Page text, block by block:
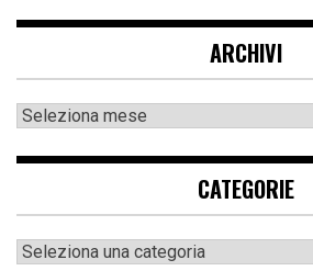
ARCHIVI
CATEGORIE